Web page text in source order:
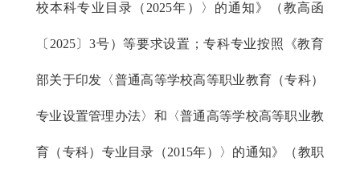
校本科专业目录（2025年）〉的通知》（教高函
〔2025〕3号）等要求设置；专科专业按照《教育
部关于印发〈普通高等学校高等职业教育（专科）
专业设置管理办法〉和〈普通高等学校高等职业教
育（专科）专业目录（2015年）〉的通知》（教职